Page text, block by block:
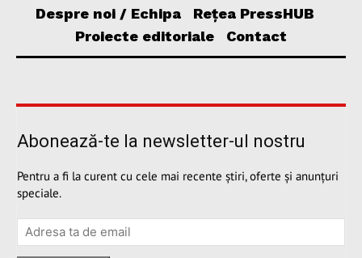
Despre noi / Echipa
Rețea PressHUB
Proiecte editoriale
Contact
Abonează-te la newsletter-ul nostru
Pentru a fi la curent cu cele mai recente știri, oferte și anunțuri
speciale.